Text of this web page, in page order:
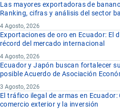
Las mayores exportadoras de
Ranking, cifras y análisis del sector
4 Agosto, 2026
Exportaciones de oro en Ecuador: El
récord del mercado internacional
4 Agosto, 2026
Ecuador y Japón buscan fortalecer
posible Acuerdo de Asociación
3 Agosto, 2026
El tráfico ilegal de armas en
comercio exterior y la inversión